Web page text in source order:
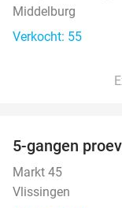
Middelburg
Verkocht: 55
5-gangen
Markt 45
Vlissingen